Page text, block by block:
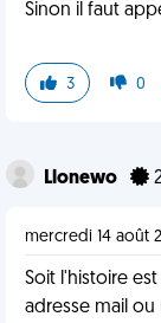
Sinon il faut
3 0
Llonewo
mercredi 14 août
Soit l'histoire
adresse mail